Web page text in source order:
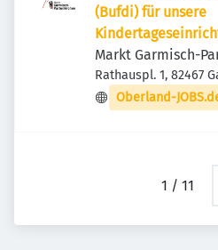
(Bufdi) für unsere
Jugendzentrum
Markt Garmisch-
Rathauspl. 1, 82467
Deutschland
Oberland-
1 / 11